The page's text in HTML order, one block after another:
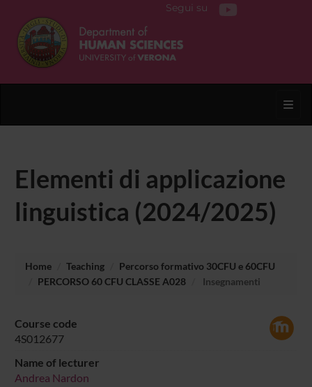
Segui su
Elementi di applicazione
linguistica (2024/2025)
Home Teaching
Percorso formativo 30CFU e 60CFU
PERCORSO 60 CFU CLASSE A028
Insegnamenti
Course code
4S012677
Name of lecturer
Andrea Nardon